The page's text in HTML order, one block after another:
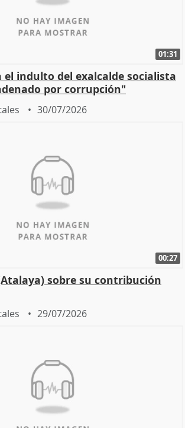
01:31
el indulto del exalcalde socialista
por corrupción"
30/07/2026
00:27
sobre su contribución
29/07/2026